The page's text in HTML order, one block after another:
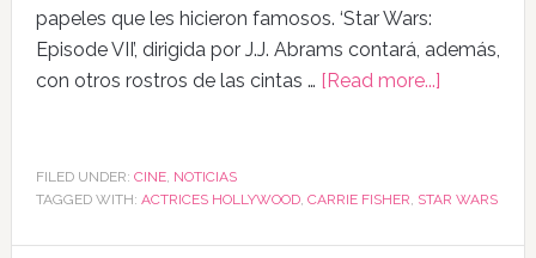
papeles que les hicieron famosos. ‘Star Wars:
Episode VII’, dirigida por J.J. Abrams contará, además,
con otros rostros de las cintas … [Read more...]
FILED UNDER: CINE, NOTICIAS
TAGGED WITH: ACTRICES HOLLYWOOD, CARRIE FISHER STAR WARS